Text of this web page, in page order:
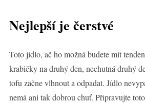
Nejlepší je čerstvé
Toto jídlo, ač ho možná budete mít
krabičky na druhý den, nechutná druhý
tofu začne vlhnout a odpadat. Jídlo
nemá ani tak dobrou chuť. Připravujte